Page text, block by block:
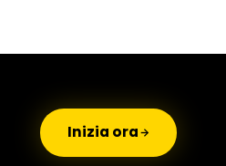
Inizia ora